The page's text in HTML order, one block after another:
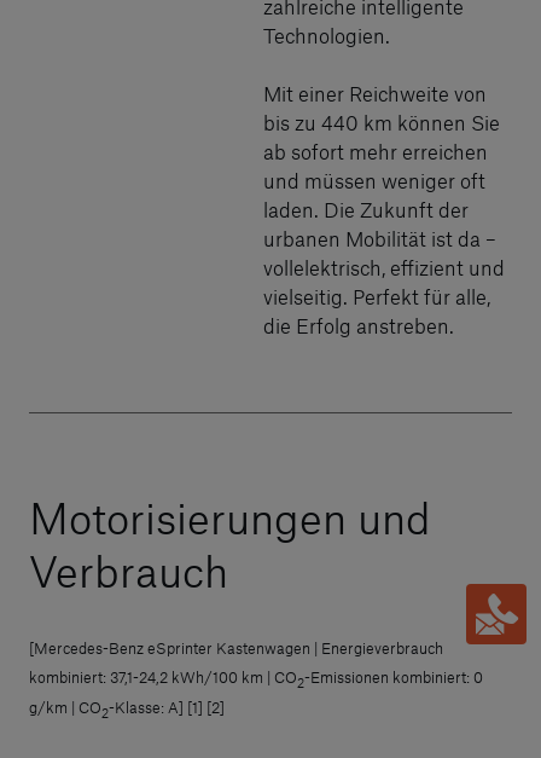
zahlreiche intelligente
Technologien.
Mit einer Reichweite von
bis zu 440 km können Sie
ab sofort mehr erreichen
und müssen weniger oft
laden. Die Zukunft der
urbanen Mobilität ist da –
vollelektrisch, effizient und
vielseitig. Perfekt für alle,
die Erfolg anstreben.
Motorisierungen und
Verbrauch
[Mercedes-Benz eSprinter Kastenwagen | Energieverbrauch
kombiniert: 37,1-24,2 kWh/100 km | CO2-Emissionen kombiniert: 0
g/km | CO2-Klasse: A] [1] [2]